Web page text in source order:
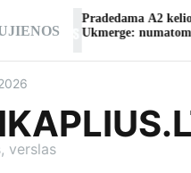
viaduko rekonstrukcija ties
eismo pakeitimai
verslas